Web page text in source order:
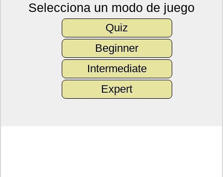
Selecciona un modo de juego
Quiz
Beginner
Intermediate
Expert